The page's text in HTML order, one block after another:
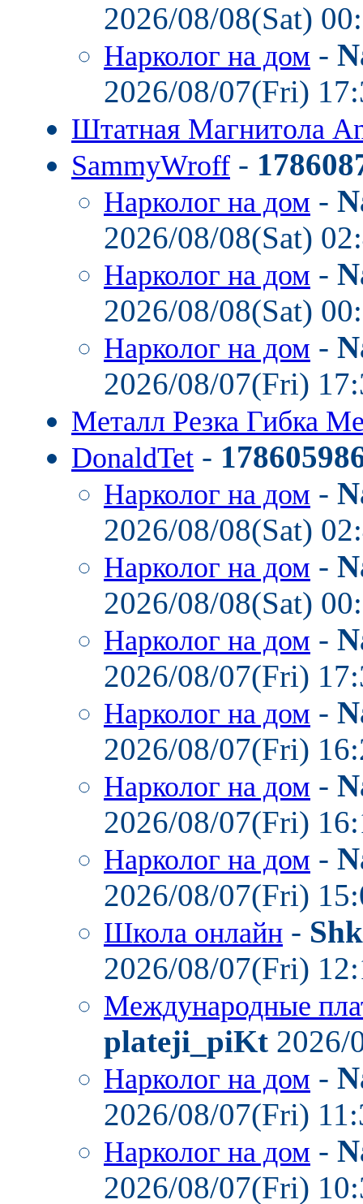
2026/08/08(Sat)
Нарколог на дом -
2026/08/07(Fri)
Штатная Магнитола
SammyWroff -
Нарколог на дом -
2026/08/08(Sat)
Нарколог на дом -
2026/08/08(Sat)
Нарколог на дом -
2026/08/07(Fri)
Металл Резка Гибка
DonaldTet -
Нарколог на дом -
2026/08/08(Sat)
Нарколог на дом -
2026/08/08(Sat)
Нарколог на дом -
2026/08/07(Fri)
Нарколог на дом -
2026/08/07(Fri)
Нарколог на дом -
2026/08/07(Fri)
Нарколог на дом -
2026/08/07(Fri)
Школа онлайн -
2026/08/07(Fri)
Международные
plateji_piKt 2026/
Нарколог на дом -
2026/08/07(Fri)
Нарколог на дом -
2026/08/07(Fri)